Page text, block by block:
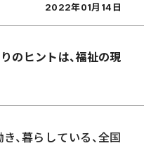
2022年01月14日
のヒントは、福祉の現
、暮らしている、全国